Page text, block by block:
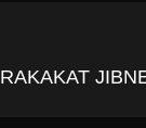
RAKAKAT